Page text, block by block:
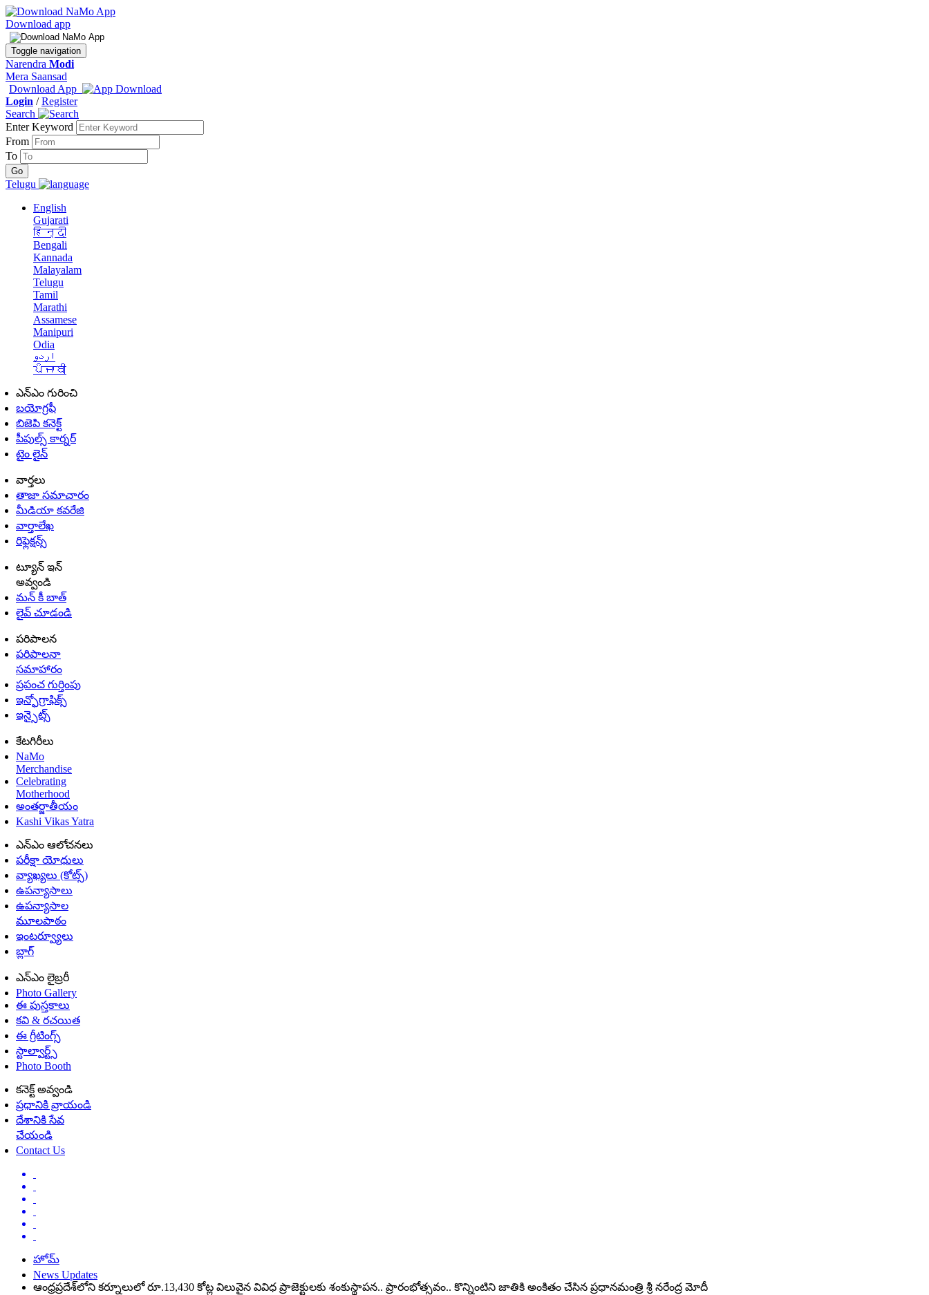
Download app
Toggle navigation
Narendra Modi
Mera Saansad
Download App
Login /Register
Search
Enter Keyword
From
To
Telugu
English
Gujarati
हिन्दी
Bengali
Kannada
Malayalam
Telugu
Tamil
Marathi
Assamese
Manipuri
Odia
اردو
ਪੰਜਾਬੀ
ఎన్ఎం గురించి
బయోగ్రఫీ
బిజెపి కనెక్ట్
పీపుల్స్ కార్నర్
టైం లైన్
వార్తలు
తాజా సమాచారం
మీడియా కవరేజి
వార్తాలేఖ
రిఫ్లెక్షన్స్
ట్యూన్ ఇన్
అవ్వండి
మన్ కీ బాత్
లైవ్ చూడండి
పరిపాలన
పరిపాలనా
సమాహారం
ప్రపంచ గుర్తింపు
ఇన్ఫోగ్రాఫిక్స్
ఇన్సైట్స్
కేటగిరీలు
NaMo
Merchandise
Celebrating
Motherhood
అంతర్జాతీయం
Kashi Vikas Yatra
ఎన్ఎం ఆలోచనలు
పరీక్షా యోధులు
వ్యాఖ్యలు (కోట్స్)
ఉపన్యాసాలు
ఉపన్యాసాల
మూలపాఠం
ఇంటర్వ్యూలు
బ్లాగ్
ఎన్ఎం లైబ్రరీ
Photo Gallery
ఈ పుస్తకాలు
కవి & రచయిత
ఈ గ్రీటింగ్స్
స్టాల్వార్ట్స్
Photo Booth
కనెక్ట్ అవ్వండి
ప్రధానికి వ్రాయండి
దేశానికి సేవ
చేయండి
Contact Us
హోమ్
News Updates
ఆంధ్రప్రదేశ్‌లోని కర్నూలులో రూ.13,430 కోట్ల విలువైన వివిధ ప్రాజెక్టులకు శంకుస్థాపన.. ప్రారంభోత్సవం.. కొన్నింటిని జాతికి అంకితం చేసిన ప్రధానమంత్రి శ్రీ నరేంద్ర మోదీ